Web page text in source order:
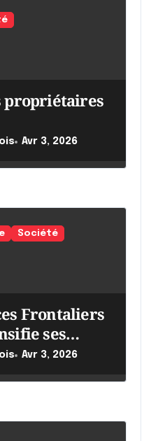
propriétaires
Avr 3, 2026
Société
Frontaliers
ses
Avr 3, 2026